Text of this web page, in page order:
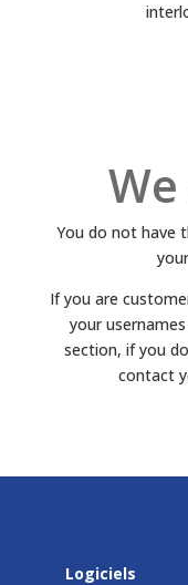
You do not have
If you are
your
section, if you
contact
Logiciels